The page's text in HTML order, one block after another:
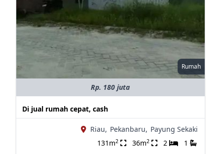
Rumah
Rp. 180 juta
Di jual rumah cepat, cash
Riau, Pekanbaru, Payung Sekaki
131m2 36m2 2 1